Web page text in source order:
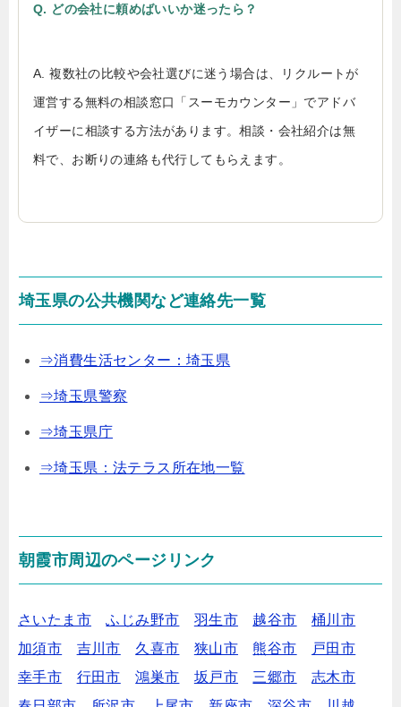
Q. どの会社に頼めばいいか迷ったら？
A. 複数社の比較や会社選びに迷う場合は、リクルートが
運営する無料の相談窓口「スーモカウンター」でアドバ
イザーに相談する方法があります。相談・会社紹介は無
料で、お断りの連絡も代行してもらえます。
埼玉県の公共機関など連絡先一覧
⇒消費生活センター：埼玉県
⇒埼玉県警察
⇒埼玉県庁
⇒埼玉県：法テラス所在地一覧
朝霞市周辺のページリンク
さいたま市 ふじみ野市 羽生市 越谷市
桶川市
加須市
吉川市 久喜市 狭山市 熊谷市
戸田市
幸手市
行田市 鴻巣市 坂戸市 三郷市
志木市